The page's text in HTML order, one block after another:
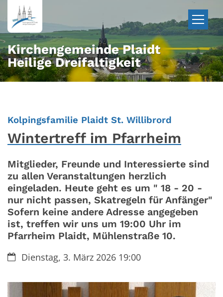
Zum Inhalt springen
Kirchengemeinde Plaidt
Heilige Dreifaltigkeit
Kolpingsfamilie Plaidt St. Willibrord
Wintertreff im Pfarrheim
Mitglieder, Freunde und Interessierte sind
zu allen Veranstaltungen herzlich
eingeladen. Heute geht es um " 18 - 20 -
nur nicht passen, Skatregeln für Anfänger"
Sofern keine andere Adresse angegeben
ist, treffen wir uns um 19:00 Uhr im
Pfarrheim Plaidt, Mühlenstraße 10.
Datum:Dienstag, 3. März 2026 19:00